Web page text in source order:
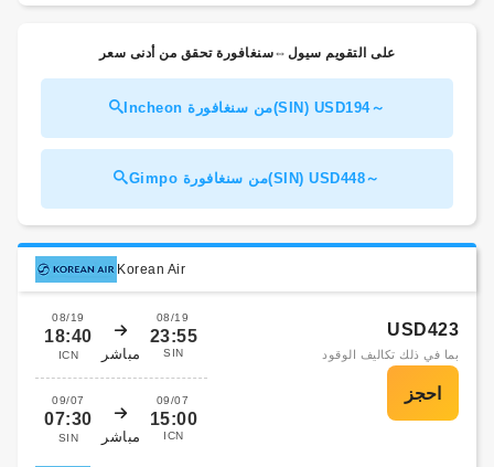
على التقويم سيول⇔سنغافورة تحقق من أدنى سعر
Incheon من سنغافورة(SIN) USD194～
Gimpo من سنغافورة(SIN) USD448～
Korean Air
08/19
18:40
ICN مباشر
08/19
23:55
SIN
09/07
07:30
SIN مباشر
09/07
15:00
ICN
USD423
بما في ذلك تكاليف الوقود